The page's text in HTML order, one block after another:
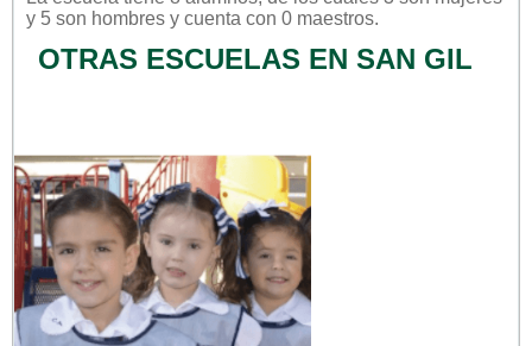
y 5 son hombres y cuenta con 0 maestros.
OTRAS ESCUELAS EN SAN GIL